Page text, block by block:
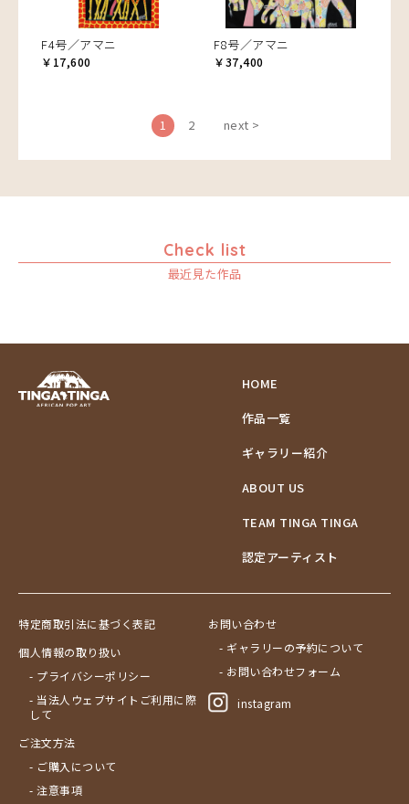
F4号／アマニ
￥17,600
F8号／アマニ
￥37,400
1 2 next >
Check list
最近見た作品
HOME
作品一覧
ギャラリー紹介
ABOUT US
TEAM TINGA TINGA
認定アーティスト
特定商取引法に基づく表記
個人情報の取り扱い
- プライバシーポリシー
- 当法人ウェブサイトご利用に際
して
ご注文方法
- ご購入について
- 注意事項
お問い合わせ
- ギャラリーの予約について
- お問い合わせフォーム
instagram